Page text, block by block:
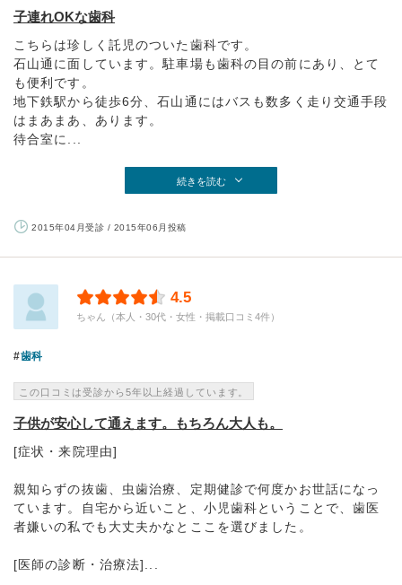
子連れOKな歯科
こちらは珍しく託児のついた歯科です。
石山通に面しています。駐車場も歯科の目の前にあり、とて
も便利です。
地下鉄駅から徒歩6分、石山通にはバスも数多く走り交通手段
はまあまあ、あります。
待合室に...
続きを読む
2015年04月受診 / 2015年06月投稿
4.5
ちゃん（本人・30代・女性・掲載口コミ4件）
歯科
この口コミは受診から5年以上経過しています。
子供が安心して通えます。もちろん大人も。
[症状・来院理由]
親知らずの抜歯、虫歯治療、定期健診で何度かお世話になっ
ています。自宅から近いこと、小児歯科ということで、歯医
者嫌いの私でも大丈夫かなとここを選びました。
[医師の診断・治療法]...